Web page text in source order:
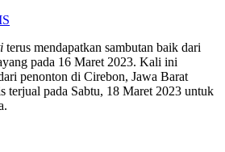
terus mendapatkan sambutan baik dari
pada 16 Maret 2023. Kali ini
penonton di Cirebon, Jawa Barat
terjual pada Sabtu, 18 Maret 2023 untuk